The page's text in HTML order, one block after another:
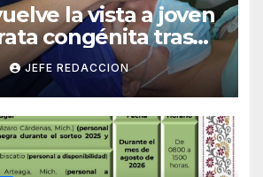
la vista a joven
congénita tras
limitación visual
JEFE REDACCION